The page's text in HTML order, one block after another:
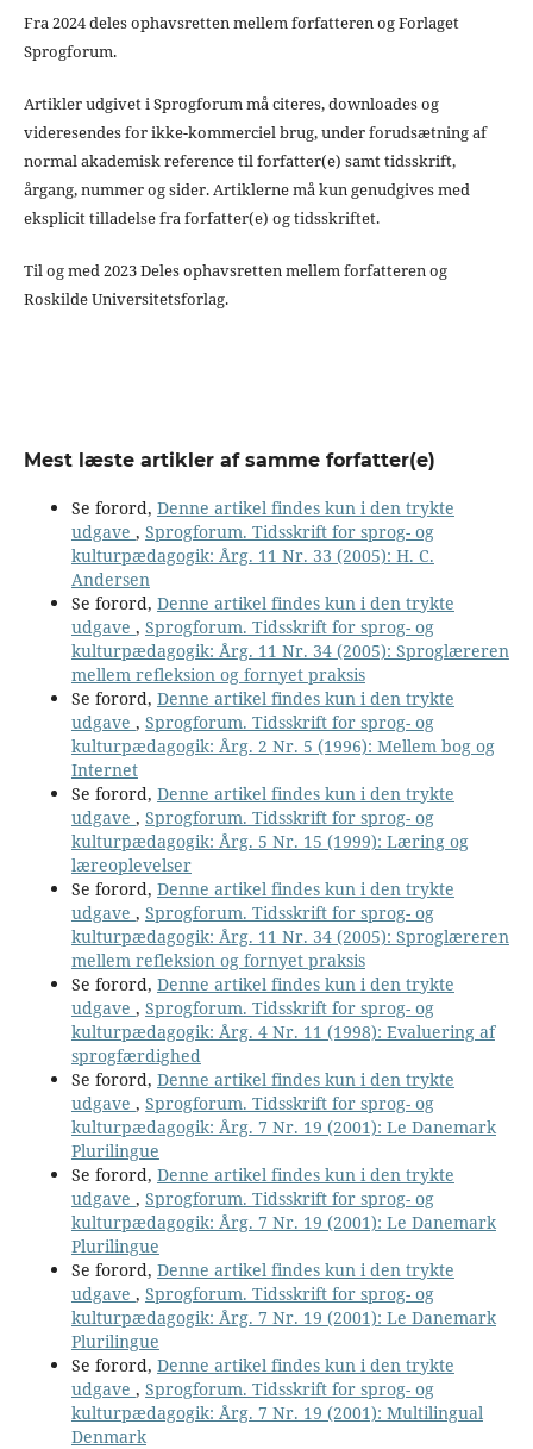
Fra 2024 deles ophavsretten mellem forfatteren og Forlaget
Sprogforum.
Artikler udgivet i Sprogforum må citeres, downloades og
videresendes for ikke-kommerciel brug, under forudsætning af
normal akademisk reference til forfatter(e) samt tidsskrift,
årgang, nummer og sider. Artiklerne må kun genudgives med
eksplicit tilladelse fra forfatter(e) og tidsskriftet.
Til og med 2023 Deles ophavsretten mellem forfatteren og
Roskilde Universitetsforlag.
Mest læste artikler af samme forfatter(e)
Se forord, Denne artikel findes kun i den trykte
udgave , Sprogforum. Tidsskrift for sprog- og
kulturpædagogik: Årg. 11 Nr. 33 (2005): H. C.
Andersen
Se forord, Denne artikel findes kun i den trykte
udgave , Sprogforum. Tidsskrift for sprog- og
kulturpædagogik: Årg. 11 Nr. 34 (2005): Sproglæreren
mellem refleksion og fornyet praksis
Se forord, Denne artikel findes kun i den trykte
udgave , Sprogforum. Tidsskrift for sprog- og
kulturpædagogik: Årg. 2 Nr. 5 (1996): Mellem bog og
Internet
Se forord, Denne artikel findes kun i den trykte
udgave , Sprogforum. Tidsskrift for sprog- og
kulturpædagogik: Årg. 5 Nr. 15 (1999): Læring og
læreoplevelser
Se forord, Denne artikel findes kun i den trykte
udgave , Sprogforum. Tidsskrift for sprog- og
kulturpædagogik: Årg. 11 Nr. 34 (2005): Sproglæreren
mellem refleksion og fornyet praksis
Se forord, Denne artikel findes kun i den trykte
udgave , Sprogforum. Tidsskrift for sprog- og
kulturpædagogik: Årg. 4 Nr. 11 (1998): Evaluering af
sprogfærdighed
Se forord, Denne artikel findes kun i den trykte
udgave , Sprogforum. Tidsskrift for sprog- og
kulturpædagogik: Årg. 7 Nr. 19 (2001): Le Danemark
Plurilingue
Se forord, Denne artikel findes kun i den trykte
udgave , Sprogforum. Tidsskrift for sprog- og
kulturpædagogik: Årg. 7 Nr. 19 (2001): Le Danemark
Plurilingue
Se forord, Denne artikel findes kun i den trykte
udgave , Sprogforum. Tidsskrift for sprog- og
kulturpædagogik: Årg. 7 Nr. 19 (2001): Le Danemark
Plurilingue
Se forord, Denne artikel findes kun i den trykte
udgave , Sprogforum. Tidsskrift for sprog- og
kulturpædagogik: Årg. 7 Nr. 19 (2001): Multilingual
Denmark